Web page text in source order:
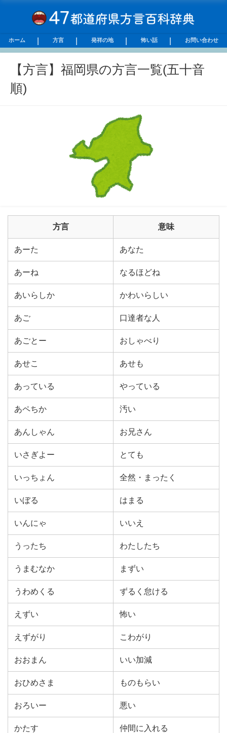
ホーム 方言 発祥の地 怖い話 お問い合わせ
【方言】福岡県の方言一覧(五十音
順)
方言 意味
あーた あなた
あーね なるほどね
あいらしか かわいらしい
あご 口達者な人
あごとー おしゃべり
あせこ あせも
あっている やっている
あペちか 汚い
あんしゃん お兄さん
いさぎよー とても
いっちょん 全然・まったく
いぼる はまる
いんにゃ いいえ
うったち わたしたち
うまむなか まずい
うわめくる ずるく怠ける
えずい 怖い
えずがり こわがり
おおまん いい加減
おひめさま ものもらい
おろいー 悪い
かたす 仲間に入れる